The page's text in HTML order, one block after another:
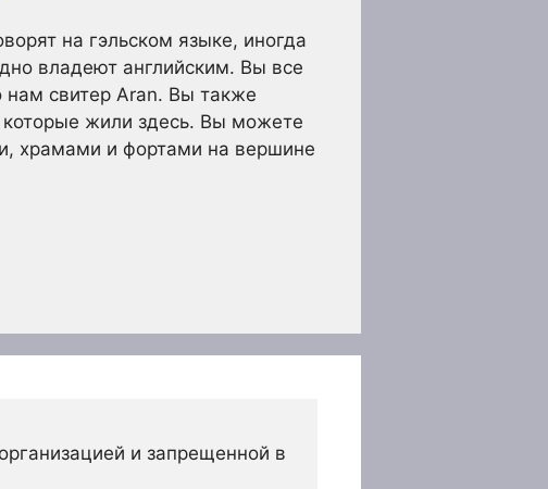
на гэльском языке, иногда
владеют английским. Вы все
свитер Aran. Вы также
жили здесь. Вы можете
храмами и фортами на вершине
и запрещенной в